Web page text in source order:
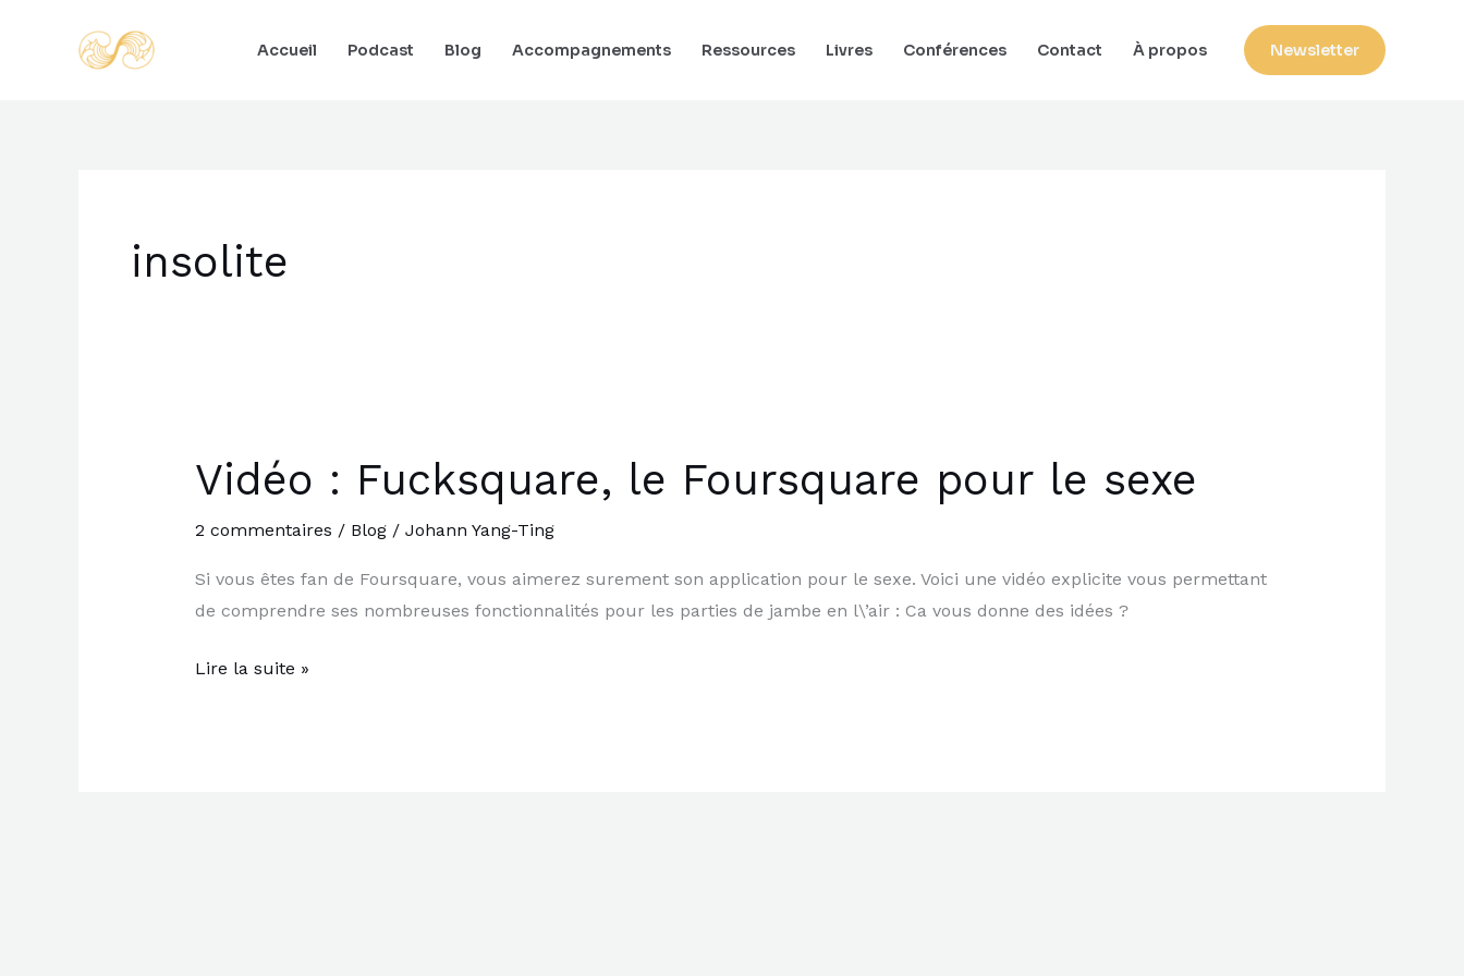
Accueil Podcast Blog Accompagnements Ressources Livres Conférences Contact À propos Newsletter
insolite
Vidéo : Fucksquare, le Foursquare pour le sexe
2 commentaires / Blog/ Johann Yang-Ting
Si vous êtes fan de Foursquare, vous aimerez surement son application pour le sexe. Voici une vidéo explicite vous permettant
de comprendre ses nombreuses fonctionnalités pour les parties de jambe en l\’air : Ca vous donne des idées ?
Vidéo
Fucksquare,
Lire la suite »